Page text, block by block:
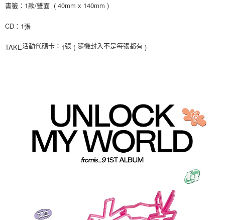
購買商品的店家。未經商家同意取消之訂單仍視為有效，需透過AFTEE先享
※ 交易是否成功請以「AFTEE先享後付 」之結帳頁面顯示為準，若有關於
客戶支援中心」
https://netprotections.freshdesk.com/support/home
https://aftee.tw/terms/#terms3
３．未成年的使用者請事先徵得法定代理人或監護人之同意方可使用
「AFTEE先享後付」，若未經同意申辦者引起之損失，本公司不負相關責
４．使用「AFTEE先享後付」時，將依據個別帳號之用戶狀況，依本公司即
時審查核予不同之上限額度；若仍有額度不足之情形，本公司將視審查結果
５．嚴禁一人註冊多個帳號或使用他人資訊註冊。若發現惡意使用之情形，
恩沛科技股份有限公司將有權停止該用戶之使用額度並採取法律行動。
每筆NT$60，滿NT$1,599(含以上)免運費
付款後7-11取貨
付款後門市自取
書籤：1款/雙面 ( 40mm x 140mm )
CD：1張
TAKE活動代碼卡： 1張 ( 隨機封入不是每張都有 )